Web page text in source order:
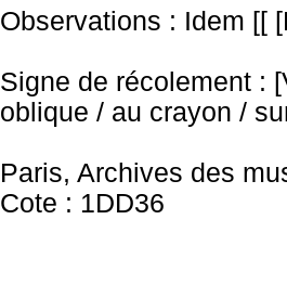
Observations : Idem [[
Signe de récolement :
oblique / au crayon /
Paris, Archives des
Cote : 1DD36